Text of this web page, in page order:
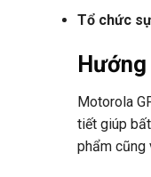
Tổ chức
Hướng
Motorola
tiết giúp
phẩm cũng